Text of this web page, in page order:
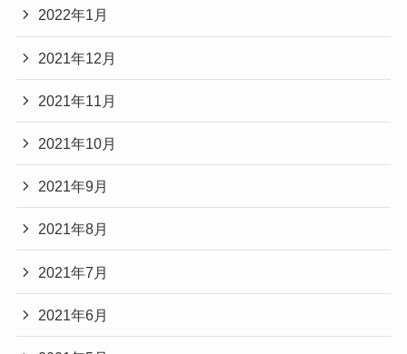
2022年1月
2021年12月
2021年11月
2021年10月
2021年9月
2021年8月
2021年7月
2021年6月